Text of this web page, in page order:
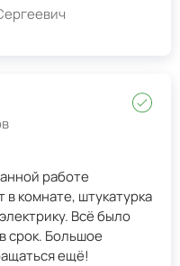
работе
комнате, штукатурка
Всё было
ещё!